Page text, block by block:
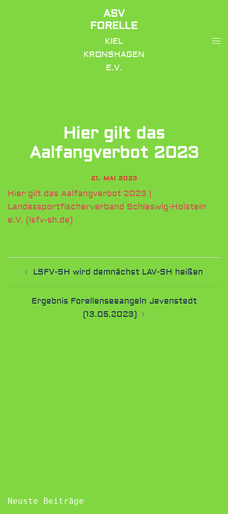
ASV
FORELLE
KIEL
KRONSHAGEN
E.V.
Hier gilt das
Aalfangverbot 2023
21. MAI 2023
Hier gilt das Aalfangverbot 2023 |
Landessportfischerverband Schleswig-Holstein
e.V. (lsfv-sh.de)
LSFV-SH wird demnächst LAV-SH heißen
Ergebnis Forellenseeangeln Jevenstedt
(13.05.2023)
Neuste Beiträge